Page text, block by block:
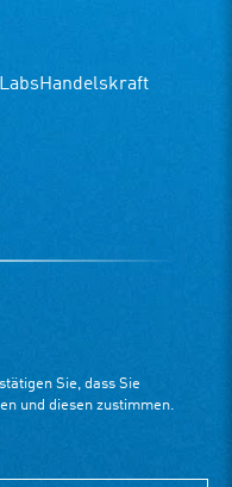
LabsHandelskraft